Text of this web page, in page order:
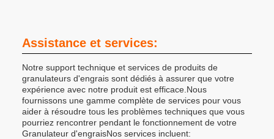
Assistance et services:
Notre support technique et services de produits de
granulateurs d'engrais sont dédiés à assurer que votre
expérience avec notre produit est efficace.Nous
fournissons une gamme complète de services pour vous
aider à résoudre tous les problèmes techniques que vous
pourriez rencontrer pendant le fonctionnement de votre
Granulateur d'engraisNos services incluent: